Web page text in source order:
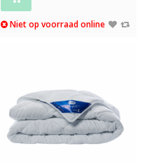
Niet op voorraad online